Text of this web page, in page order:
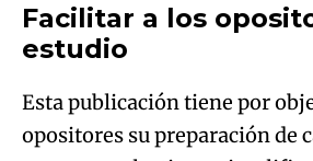
Facilitar a los
estudio
Esta publicación tiene por
opositores su preparación de